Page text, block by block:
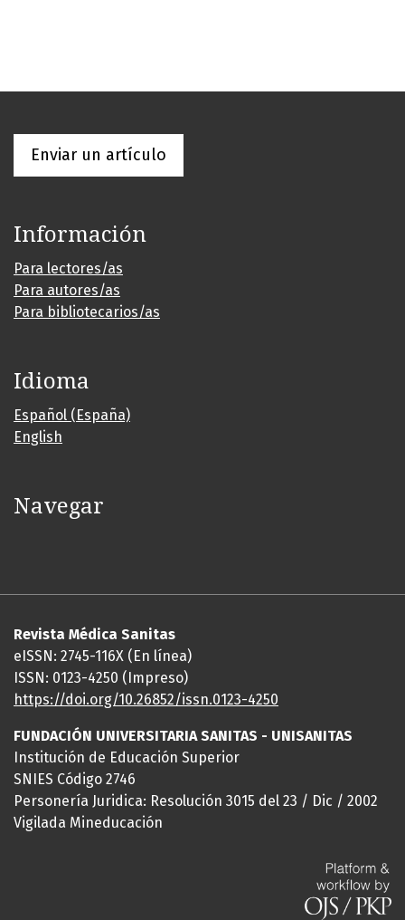
Enviar un artículo
Información
Para lectores/as
Para autores/as
Para bibliotecarios/as
Idioma
Español (España)
English
Navegar
Revista Médica Sanitas
eISSN: 2745-116X (En línea)
ISSN: 0123-4250 (Impreso)
https://doi.org/10.26852/issn.0123-4250
FUNDACIÓN UNIVERSITARIA SANITAS - UNISANITAS
Institución de Educación Superior
SNIES Código 2746
Personería Juridica: Resolución 3015 del 23 / Dic / 2002
Vigilada Mineducación